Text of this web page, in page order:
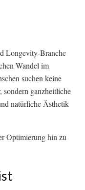
Longevity-Branche
Wandel im
suchen keine
ganzheitliche
natürliche Ästhetik
Optimierung hin zu